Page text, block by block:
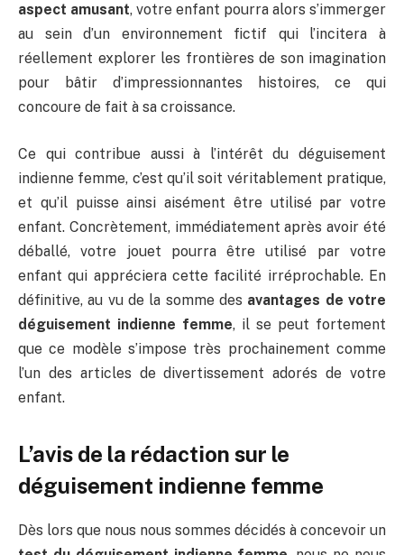
aspect amusant, votre enfant pourra alors s’immerger
au sein d’un environnement fictif qui l’incitera à
réellement explorer les frontières de son imagination
pour bâtir d’impressionnantes histoires, ce qui
concoure de fait à sa croissance.
Ce qui contribue aussi à l’intérêt du déguisement
indienne femme, c’est qu’il soit véritablement pratique,
et qu’il puisse ainsi aisément être utilisé par votre
enfant. Concrètement, immédiatement après avoir été
déballé, votre jouet pourra être utilisé par votre
enfant qui appréciera cette facilité irréprochable. En
définitive, au vu de la somme des avantages de votre
déguisement indienne femme, il se peut fortement
que ce modèle s’impose très prochainement comme
l’un des articles de divertissement adorés de votre
enfant.
L’avis de la rédaction sur le
déguisement indienne femme
Dès lors que nous nous sommes décidés à concevoir un